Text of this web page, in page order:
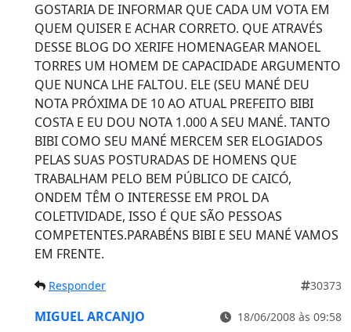
GOSTARIA DE INFORMAR QUE CADA UM VOTA EM
QUEM QUISER E ACHAR CORRETO. QUE ATRAVÉS
DESSE BLOG DO XERIFE HOMENAGEAR MANOEL
TORRES UM HOMEM DE CAPACIDADE ARGUMENTO
QUE NUNCA LHE FALTOU. ELE (SEU MANÉ DEU
NOTA PRÓXIMA DE 10 AO ATUAL PREFEITO BIBI
COSTA E EU DOU NOTA 1.000 A SEU MANÉ. TANTO
BIBI COMO SEU MANÉ MERCEM SER ELOGIADOS
PELAS SUAS POSTURADAS DE HOMENS QUE
TRABALHAM PELO BEM PÚBLICO DE CAICÓ,
ONDEM TÊM O INTERESSE EM PROL DA
COLETIVIDADE, ISSO É QUE SÃO PESSOAS
COMPETENTES.PARABÉNS BIBI E SEU MANÉ VAMOS
EM FRENTE.
Responder 30373
MIGUEL ARCANJO 18/06/2008 às 09:58